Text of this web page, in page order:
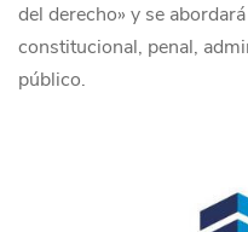
del derecho» y se
constitucional, penal,
público.